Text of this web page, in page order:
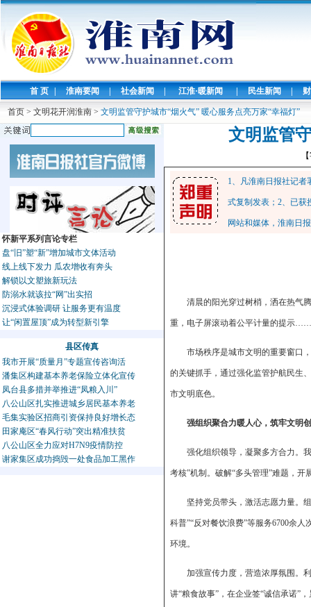
首 页 | 淮南要闻 | 社会新闻 | 江淮·暖新闻 | 民生新闻 |
首页 > 文明花开润淮南 > 文明监管守护城市“烟火气” 暖心服务点亮万家“幸福灯”
怀新平系列言论专栏
盘“旧”塑“新”增加城市文体活动
线上线下发力 瓜农增收有奔头
解锁以文塑旅新玩法
防溺水就该拉“网”出实招
沉浸式体验调研 让服务更有温度
让“闲置屋顶”成为转型新引擎
县区传真
我市开展“质量月”专题宣传咨询活
潘集区构建基本养老保险立体化宣传
凤台县多措并举推进“凤粮入川”
八公山区扎实推进城乡居民基本养老
毛集实验区招商引资保持良好增长态
田家庵区“春风行动”突出精准扶贫
八公山区全力应对H7N9疫情防控
谢家集区成功捣毁一处食品加工黑作
文明监管
1、凡淮南日报社记
式复制发表；2、已获
网站和媒体，淮南日
清晨的阳光穿过树梢，洒在热气
重，电子屏滚动着公平计量的提示……
市场秩序是城市文明的重要窗口
的关键抓手，通过强化监管护航民生
市文明底色。
强组织聚合力暖人心，筑牢文明
强化组织领导，凝聚多方合力。
考核”机制。破解“多头管理”难题，
坚持党员带头，激活志愿力量。
科普”“反对餐饮浪费”等服务6700余
环境。
加强宣传力度，营造浓厚氛围。
讲“粮食故事”，在企业签“诚信承诺”